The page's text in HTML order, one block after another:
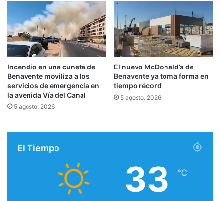
Incendio en una cuneta de
Benavente moviliza a los
servicios de emergencia en
la avenida Vía del Canal
5 agosto, 2026
El nuevo McDonald’s de
Benavente ya toma forma en
tiempo récord
5 agosto, 2026
El Tiempo
33 ℃